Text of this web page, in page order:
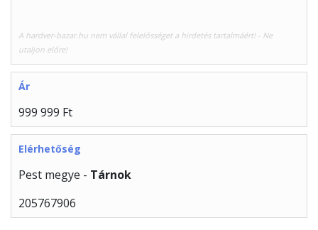
A hardver-bazar.hu nem vállal felelősséget a hirdetés tartalmáért! - Ne
utaljon előre!
Ár
999 999 Ft
Elérhetőség
Pest megye - Tárnok
205767906